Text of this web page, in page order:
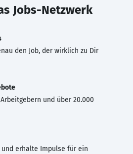
Jobs-Netzwerk
den Job, der wirklich zu Dir
und über 20.000
erhalte Impulse für ein